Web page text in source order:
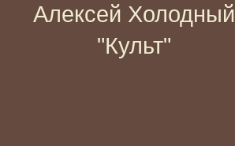
Алексей Холодный
"Культ"